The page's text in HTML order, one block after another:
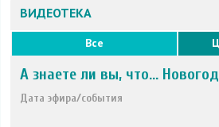
ВИДЕОТЕКА
Все
А знаете ли вы, что...
Дата эфира/события